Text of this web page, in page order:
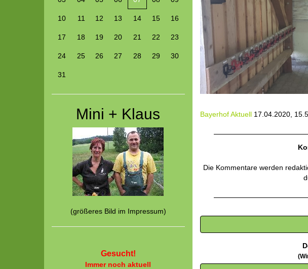
Bayerhof Aktuell17.04.2020,
Die Kommentare werden
10 11 12 13 14 15 16
17 18 19 20 21 22 23
24 25 26 27 28 29 30
31
Mini + Klaus
(größeres Bild im Impressum)
Gesucht!
Immer noch aktuell